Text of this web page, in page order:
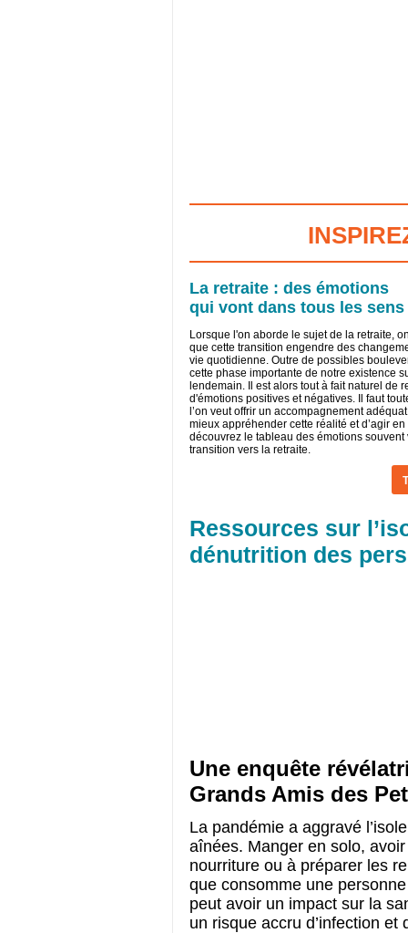
La retraite : des émotions
qui vont dans tous les sens
Lorsque l'on aborde le sujet de la retraite,
que cette transition engendre des
vie quotidienne. Outre de possibles
cette phase importante de notre existence
lendemain. Il est alors tout à fait naturel de
d'émotions positives et négatives. Il faut
l’on veut offrir un accompagnement
mieux appréhender cette réalité et d’agir
découvrez le tableau des émotions souvent
transition vers la retraite.
Ressources sur
dénutrition des
Une enquête
Grands Amis des
La pandémie a aggravé
aînées. Manger en solo,
nourriture ou à préparer les
que consomme une
peut avoir un impact sur la
un risque accru d’infection et